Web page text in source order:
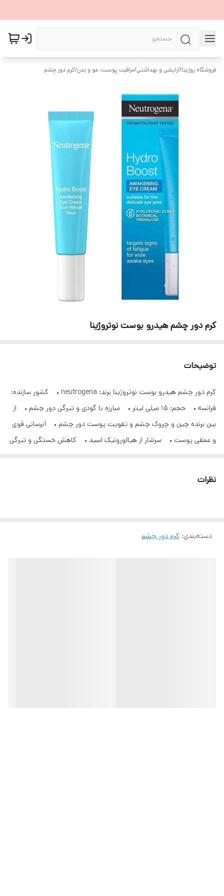
فروشگاه روژیتا/آرایشی و بهداشتی/مراقبت پوست، مو و بدن/کرم دور چشم
کرم دور چشم هیدرو بوست نوتروژینا
توضیحات
کرم دور چشم هیدرو بوست نوتروژینا برند: neutrogena • کشور سازنده:
فرانسه • حجم: 15 میلی لیتر • مبارزه با گودی و تیرگی دور چشم • از
بین برنده چین و چروک چشم و تقویت پوست دور چشم • آبرسانی قوی
و عمقی پوست • سرشار از هیالورونیک اسید • کاهش خستگی و تیرگی
نظرات
دسته‌بندی: کرم دور چشم